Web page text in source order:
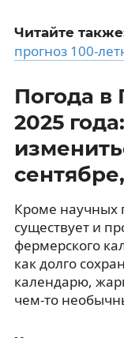
Читайте
прогноз 100-
Погода в
2025
Кроме научных
существует и
фермерского
как долго
календарю,
чем-то